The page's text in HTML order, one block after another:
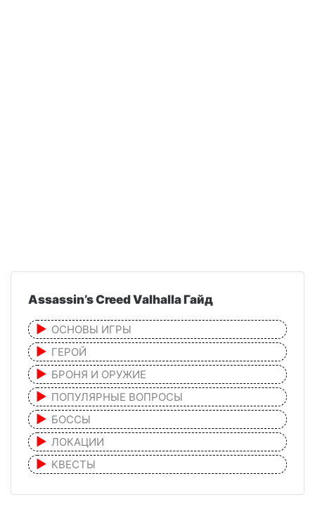
Assassin’s Creed Valhalla Гайд
ОСНОВЫ ИГРЫ
ГЕРОЙ
БРОНЯ И ОРУЖИЕ
ПОПУЛЯРНЫЕ ВОПРОСЫ
БОССЫ
ЛОКАЦИИ
КВЕСТЫ